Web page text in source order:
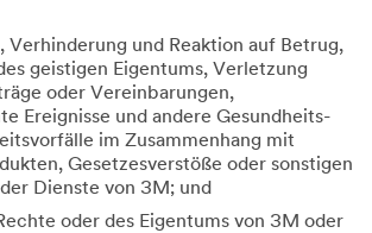
Verhinderung und Reaktion auf Betrug,
geistigen Eigentums, Verletzung
oder Vereinbarungen,
Ereignisse und andere Gesundheits-
im Zusammenhang mit
Gesetzesverstöße oder sonstigen
Dienste von 3M; und
oder des Eigentums von 3M oder